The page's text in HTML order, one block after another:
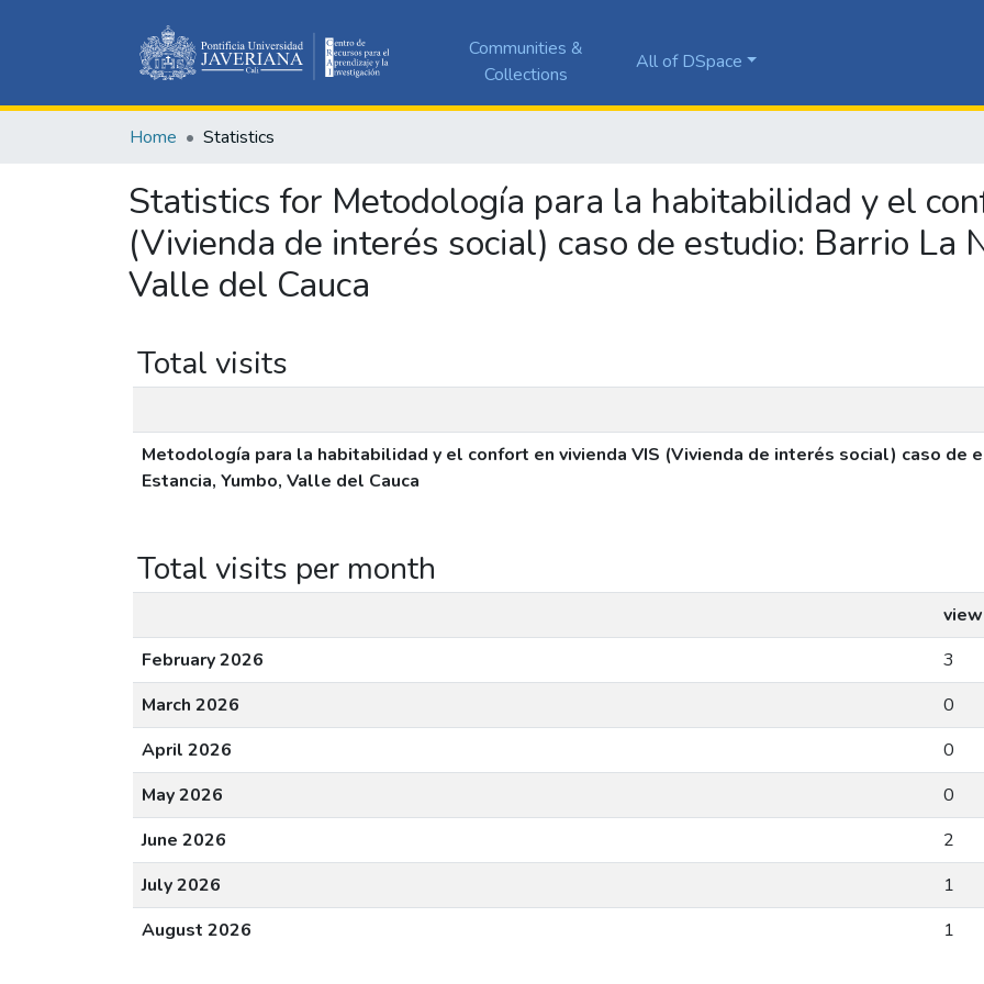
Communities &
Collections
All of DSpace
Home Statistics
Statistics for Metodología para la habitabilidad y el
(Vivienda de interés social) caso de estudio: Barrio La
Valle del Cauca
Total visits
Metodología para la habitabilidad y el confort en vivienda VIS (Vivienda de interés social) caso de
Estancia, Yumbo, Valle del Cauca
Total visits per month
February 2026
3
March 2026
0
April 2026
0
May 2026
0
June 2026
2
July 2026
1
August 2026
1